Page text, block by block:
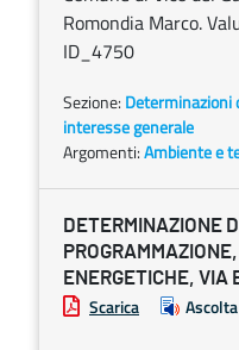
Romondia Marco.
ID_4750
Sezione: Determinazioni
interesse generale
Argomenti:Ambiente e
DETERMINAZIONE
ENERGETICHE,
Scarica Ascolta